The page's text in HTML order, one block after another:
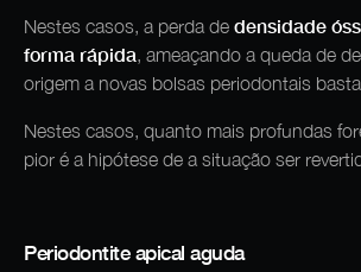
Nestes casos, a perda de densidade
forma rápida, ameaçando a queda de
origem a novas bolsas periodontais
Nestes casos, quanto mais profundas
pior é a hipótese de a situação ser
Periodontite apical aguda